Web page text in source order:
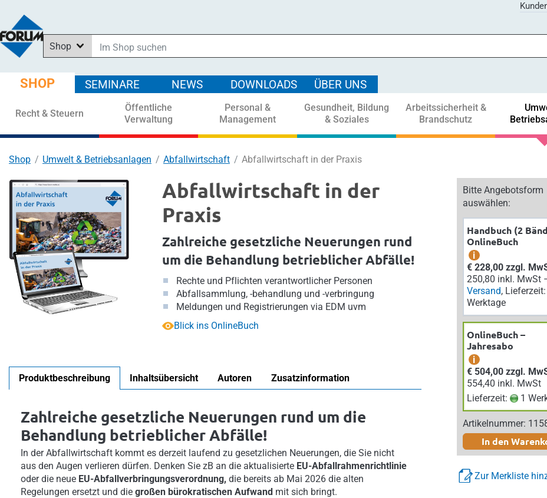
Shop
In News suchen
In Downloads suchen
In Seminaren suchen
SHOP SEMINARE NEWS DOWNLOADS ÜBER UNS
Recht & Steuern
Öffentliche
Verwaltung
Personal &
Management
Gesundheit, Bildung
& Soziales
Arbeitssicherheit &
Brandschutz
Shop Umwelt & Betriebsanlagen Abfallwirtschaft Abfallwirtschaft in der Praxis
Abfallwirtschaft in der
Praxis
Zahlreiche gesetzliche Neuerungen rund
um die Behandlung betrieblicher Abfälle!
Rechte und Pflichten verantwortlicher Personen
Abfallsammlung, -behandlung und -verbringung
Meldungen und Registrierungen via EDM uvm
Blick ins OnlineBuch
Bitte Angebotsform
auswählen:
Handbuch (2
OnlineBuch
i
€ 228,00 zzgl.
250,80 inkl. MwSt
Versand, Lieferzeit:
Werktage
OnlineBuch –
Jahresabo
i
€ 504,00 zzgl.
554,40 inkl. MwSt
Lieferzeit:
1
Artikelnummer:
In den
Zur Merkliste
Produktbeschreibung Inhaltsübersicht Autoren Zusatzinformation
Zahlreiche gesetzliche Neuerungen rund um die
Behandlung betrieblicher Abfälle!
In der Abfallwirtschaft kommt es derzeit laufend zu gesetzlichen Neuerungen, die Sie nicht
aus den Augen verlieren dürfen. Denken Sie zB an die aktualisierte EU-Abfallrahmenrichtlinie
oder die neue EU-Abfallverbringungsverordnung, die bereits ab Mai 2026 die alten
Regelungen ersetzt und die großen bürokratischen Aufwand mit sich bringt.